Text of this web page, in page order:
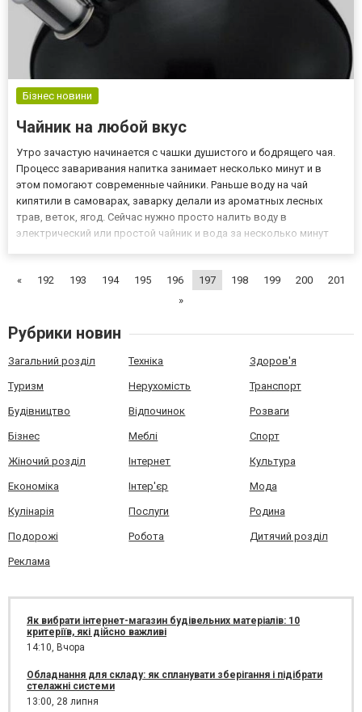
Бізнес новини
Чайник на любой вкус
Утро зачастую начинается с чашки душистого и бодрящего чая.
Процесс заваривания напитка занимает несколько минут и в
этом помогают современные чайники. Раньше воду на чай
кипятили в самоварах, заварку делали из ароматных лесных
трав, веток, ягод. Сейчас нужно просто налить воду в
электрический или простой чайник и вода за несколько минут
качеств...
« 192 193 194 195 196 197 198 199 200
201
»
Рубрики новин
Загальний розділ Техніка Здоров'я
Туризм Нерухомість Транспорт
Будівництво Відпочинок Розваги
Бізнес Меблі Спорт
Жіночий розділ Інтернет Культура
Економіка Інтер'єр Мода
Кулінарія Послуги Родина
Подорожі Робота Дитячий розділ
Реклама
Як вибрати інтернет-магазин будівельних матеріалів: 10
критеріїв, які дійсно важливі
14:10, Вчора
Обладнання для складу: як спланувати зберігання і підібрати
стелажні системи
13:00, 28 липня